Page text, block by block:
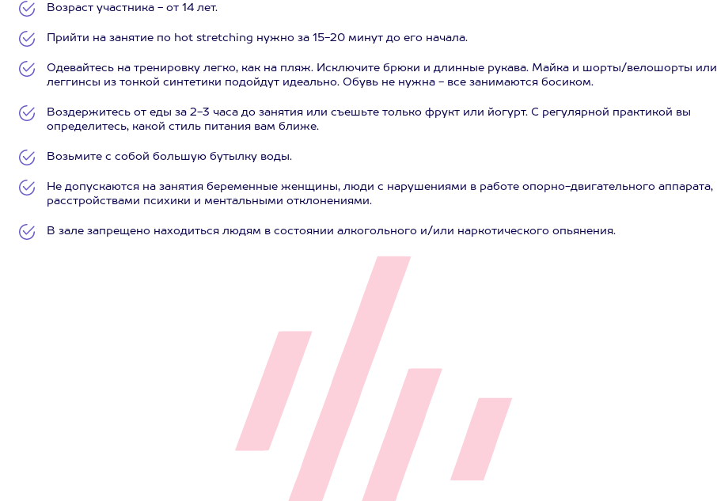
Возраст участника - от 14 лет.
Прийти на занятие по hot stretching нужно за 15-20 минут до его начала.
Одевайтесь на тренировку легко, как на пляж. Исключите брюки и длинные рукава. Майка и шорты/велошорты или
леггинсы из тонкой синтетики подойдут идеально. Обувь не нужна - все занимаются босиком.
Воздержитесь от еды за 2-3 часа до занятия или съешьте только фрукт или йогурт. С регулярной практикой вы
определитесь, какой стиль питания вам ближе.
Возьмите с собой большую бутылку воды.
Не допускаются на занятия беременные женщины, люди с нарушениями в работе опорно-двигательного аппарата,
расстройствами психики и ментальными отклонениями.
В зале запрещено находиться людям в состоянии алкогольного и/или наркотического опьянения.